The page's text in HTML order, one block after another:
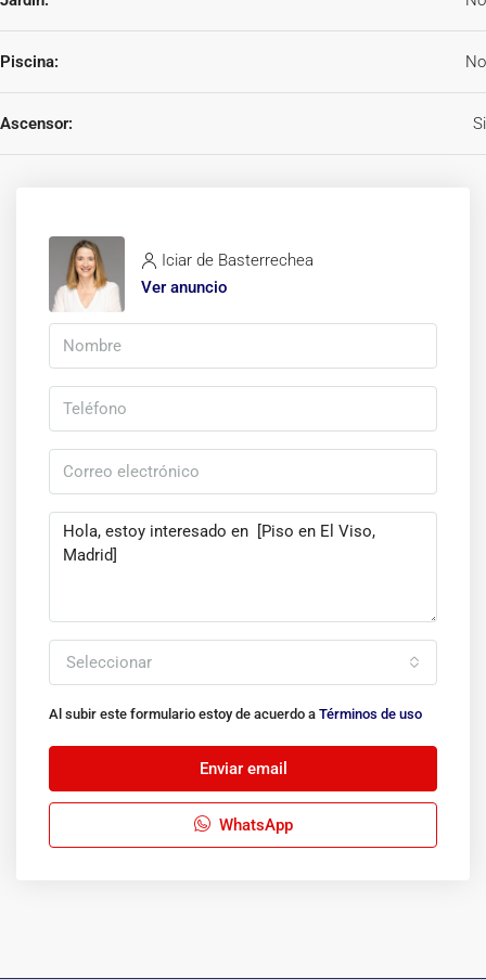
Piscina: No
Ascensor: Si
Iciar de Basterrechea
Ver anuncio
Seleccionar
Al subir este formulario estoy de acuerdo a Términos de uso
Enviar email
WhatsApp